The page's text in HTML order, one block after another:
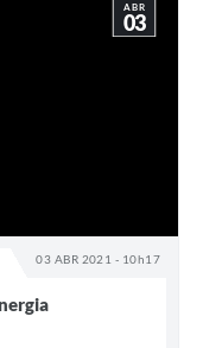
03 ABR 2021 - 10h17
ABR
03